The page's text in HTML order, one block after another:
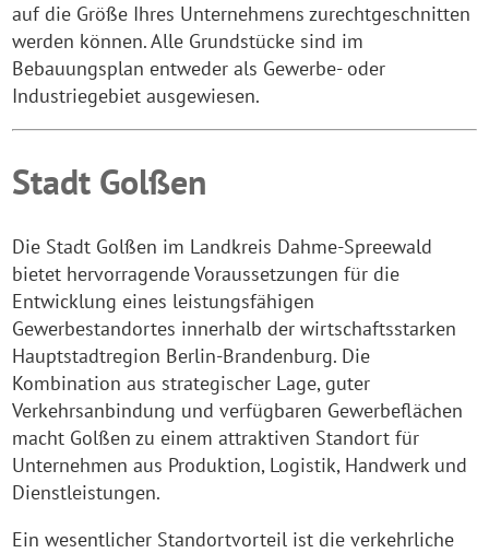
auf die Größe Ihres Unternehmens zurechtgeschnitten
werden können. Alle Grundstücke sind im
Bebauungsplan entweder als Gewerbe- oder
Industriegebiet ausgewiesen.
Stadt Golßen
Die Stadt Golßen im Landkreis Dahme-Spreewald
bietet hervorragende Voraussetzungen für die
Entwicklung eines leistungsfähigen
Gewerbestandortes innerhalb der wirtschaftsstarken
Hauptstadtregion Berlin-Brandenburg. Die
Kombination aus strategischer Lage, guter
Verkehrsanbindung und verfügbaren Gewerbeflächen
macht Golßen zu einem attraktiven Standort für
Unternehmen aus Produktion, Logistik, Handwerk und
Dienstleistungen.
Ein wesentlicher Standortvorteil ist die verkehrliche